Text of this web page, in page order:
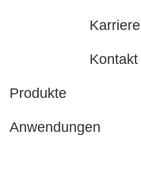
Karriere
Kontakt
Produkte
Anwendungen